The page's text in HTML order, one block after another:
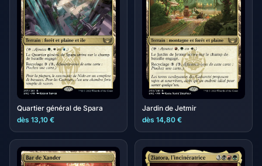
Quartier général de Spara
dès 13,10 €
Jardin de Jetmir
dès 14,80 €